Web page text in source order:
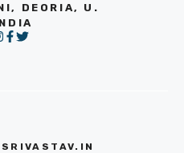
DEORIA, U.